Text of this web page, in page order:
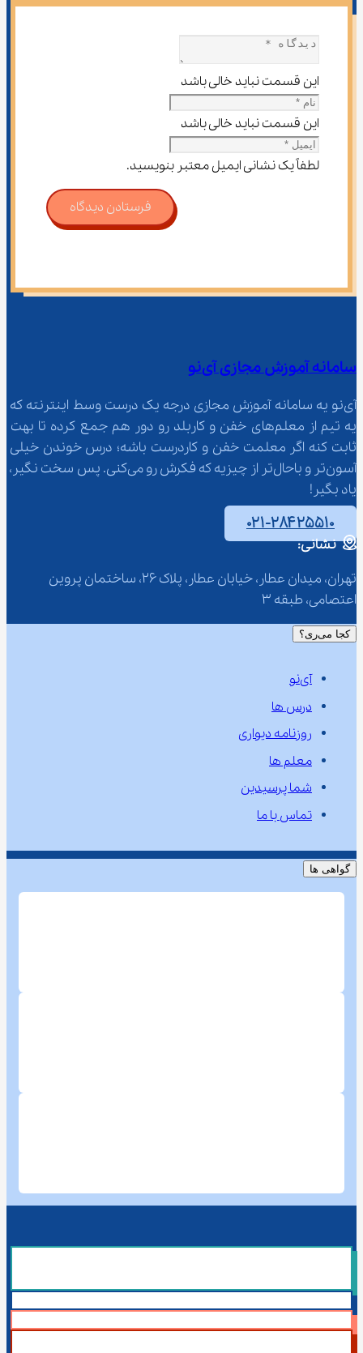
این قسمت نباید خالی باشد
این قسمت نباید خالی باشد
لطفاً یک نشانی ایمیل معتبر بنویسید.
فرستادن دیدگاه
سامانه آموزش مجازی آی‌نو
آی‌نو یه سامانه آموزش مجازی درجه یک درست وسط اینترنته که
یه تیم از معلم‌‌های خفن و کاربلد رو دور هم جمع کرده تا بهت
ثابت کنه اگر معلمت خفن و کاردرست باشه؛ درس خوندن خیلی
آسون‌تر و باحال‌تر از چیزیه که فکرش رو می‌کنی. پس سخت نگیر،
یاد بگیر!
۰۲۱-۲۸۴۲۵۵۱۰
نشانی:
تهران، میدان عطار، خیابان عطار، پلاک 26، ساختمان پروین
اعتصامی، طبقه 3
کجا می‌ری؟
آی‌نو
درس ها
روزنامه دیواری
معلم ها
شما پرسیدین
تماس با ما
گواهی ها